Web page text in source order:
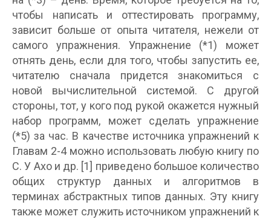
чтобы написать и оттестировать программу,
зависит больше от опыта читателя, нежели от
самого упражнения. Упражнение (*1) может
отнять день, если для того, чтобы запустить ее,
читателю сначала придется знакомиться с
новой вычислительной системой. С другой
стороны, тот, у кого под рукой окажется нужный
набор программ, может сделать упражнение
(*5) за час. В качестве источника упражнений к
Главам 2-4 можно использовать любую книгу по
C. У Ахо и др. [1] приведено большое количество
общих структур данных и алгоритмов в
терминах абстрактных типов данных. Эту книгу
также может служить источником упражнений к